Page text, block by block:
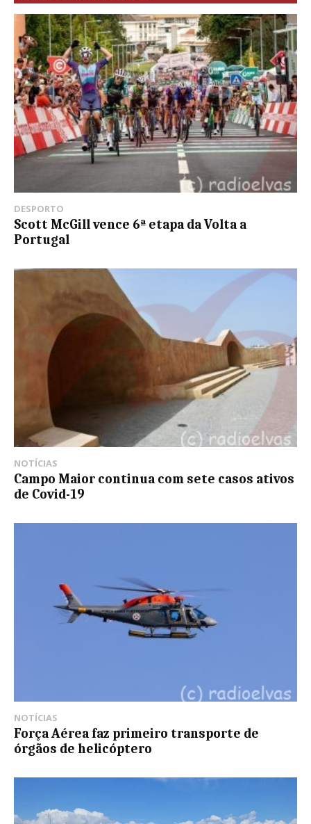
DESPORTO
Scott McGill vence 6ª etapa da Volta a
Portugal
NOTÍCIAS
Campo Maior continua com sete casos ativos
de Covid-19
NOTÍCIAS
Força Aérea faz primeiro transporte de
órgãos de helicóptero